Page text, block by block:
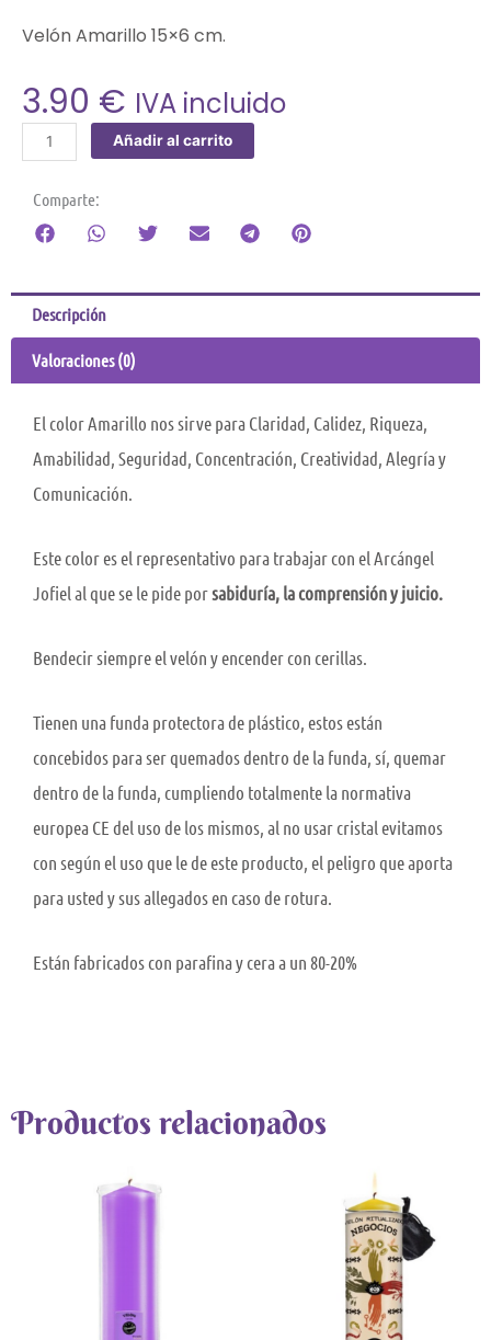
Velón Amarillo 15×6 cm.
3.90 € IVA incluido
Velón
Amarillo
Añadir al carrito
Comparte:
Descripción
Valoraciones (0)
El color Amarillo nos sirve para Claridad, Calidez, Riqueza,
Amabilidad, Seguridad, Concentración, Creatividad, Alegría y
Comunicación.
Este color es el representativo para trabajar con el Arcángel
Jofiel al que se le pide por sabiduría, la comprensión y juicio.
Bendecir siempre el velón y encender con cerillas.
Tienen una funda protectora de plástico, estos están
concebidos para ser quemados dentro de la funda, sí, quemar
dentro de la funda, cumpliendo totalmente la normativa
europea CE del uso de los mismos, al no usar cristal evitamos
con según el uso que le de este producto, el peligro que aporta
para usted y sus allegados en caso de rotura.
Están fabricados con parafina y cera a un 80-20%
Productos relacionados